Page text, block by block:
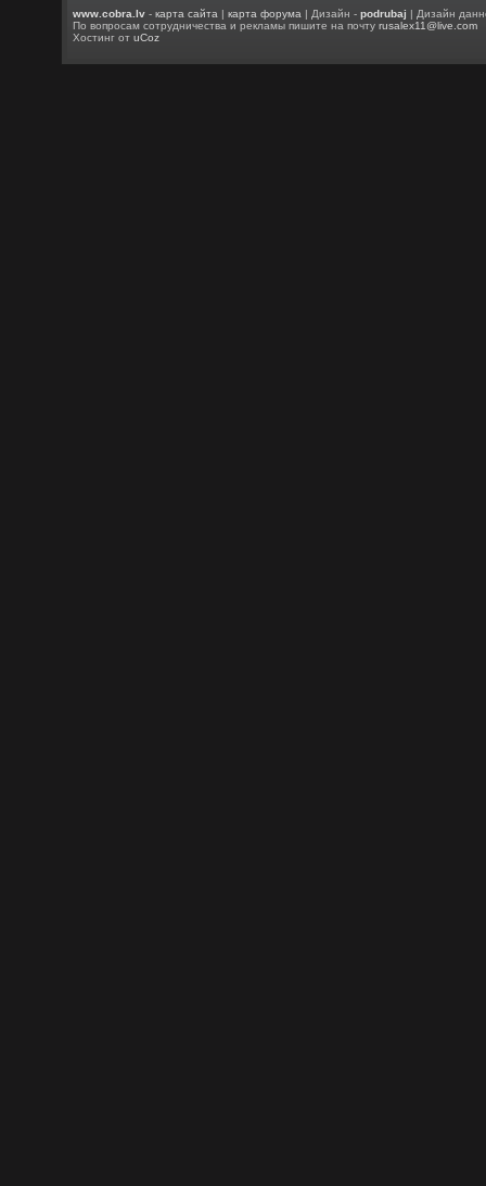
www.cobra.lv -карта сайта |карта форума | Дизайн -podrubaj | Дизайн
По вопросам сотрудничества и рекламы пишите на почтуrusalex11@live.com
Хостинг отuCoz